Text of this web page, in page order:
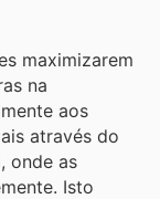
maximizarem
na
aos
através do
onde as
Isto